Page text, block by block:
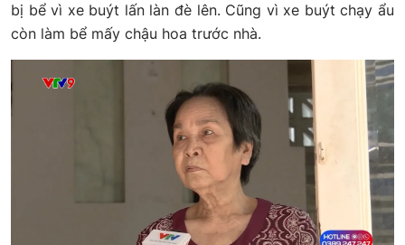
bị bể vì xe buýt lấn làn đè lên. Cũng vì xe buýt chạy ẩu
còn làm bể mấy chậu hoa trước nhà.